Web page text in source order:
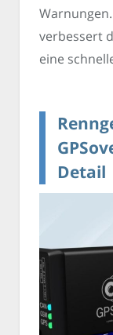
verbessert
eine
Detail